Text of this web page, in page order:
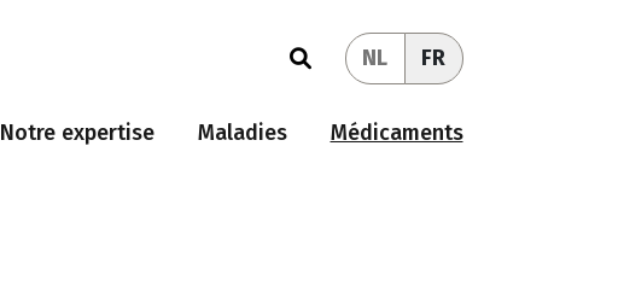
NL FR
Notre expertise Maladies Médicaments